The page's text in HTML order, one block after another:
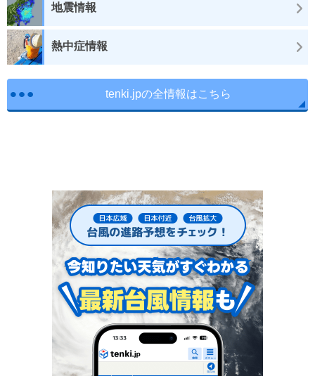
地震情報
熱中症情報
tenki.jpの全情報はこちら